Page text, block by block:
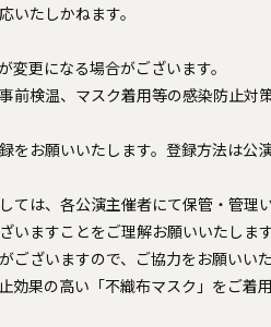
たしかねます。
更になる場合がございます。
検温、マスク着用等の感染防止対策
お願いいたします。登録方法は公
は、各公演主催者にて保管・管理
ますことをご理解お願いいたします
ざいますので、ご協力をお願いいた
果の高い「不織布マスク」をご着